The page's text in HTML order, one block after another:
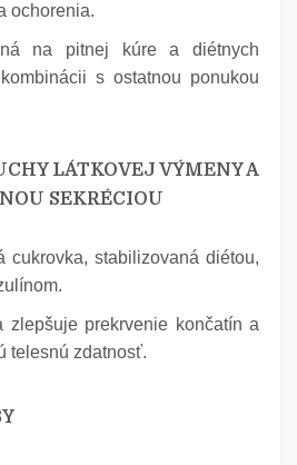
ochorenia.
na pitnej kúre a diétnych
s ostatnou ponukou
LÁTKOVEJ VÝMENY A
SEKRÉCIOU
cukrovka, stabilizovaná diétou,
zlepšuje prekrvenie končatín a
telesnú zdatnosť.